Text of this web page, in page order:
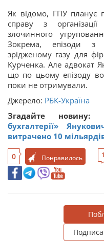
Як відомо, ГПУ планує
справу з
злочинного
Зокрема, епізоди з
зрідженому газу для
Курченка. Але адвокат
що по цьому епізоду
поки не отримували.
Джерело: РБК-Україна
Згадайте новину:
бухгалтерії»
витрачено 10
0 Понравилось